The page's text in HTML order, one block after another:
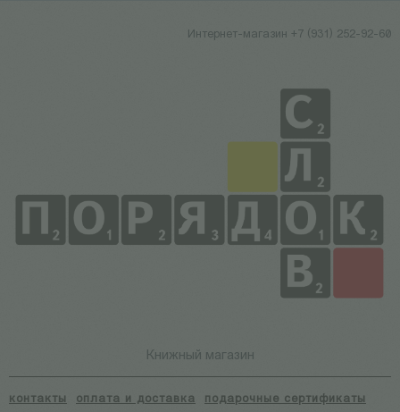
Интернет-магазин +7 (931) 252-92-60
Книжный магазин
контакты оплата и доставка подарочные сертификаты